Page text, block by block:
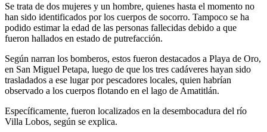
Se trata de dos mujeres y un hombre, quienes hasta el momento no
han sido identificados por los cuerpos de socorro. Tampoco se ha
podido estimar la edad de las personas fallecidas debido a que
fueron hallados en estado de putrefacción.
Según narran los bomberos, estos fueron destacados a Playa de Oro,
en San Miguel Petapa, luego de que los tres cadáveres hayan sido
trasladados a ese lugar por pescadores locales, quien habrían
observado a los cuerpos flotando en el lago de Amatitlán.
Específicamente, fueron localizados en la desembocadura del río
Villa Lobos, según se explica.